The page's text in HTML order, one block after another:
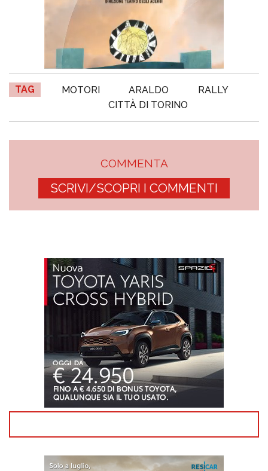
TAG MOTORI ARALDO
RALLY
CITTÀ DI TORINO
COMMENTA
SCRIVI/SCOPRI I COMMENTI